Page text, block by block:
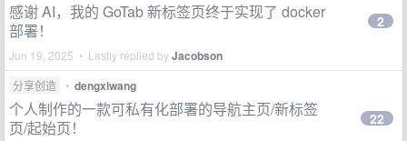
感谢 AI，我的 GoTab 新标签页终于实现了 docker
部署！
Jun 19, 2025 • Lastly replied byJacobson
2
分享创造 • dengxiwang
个人制作的一款可私有化部署的导航主页/新标签
页/起始页！
22